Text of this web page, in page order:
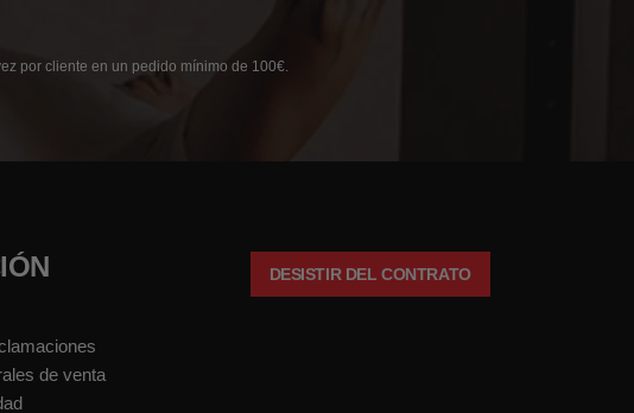
por cliente en un pedido mínimo de 100€.
de venta
DESISTIR DEL CONTRATO